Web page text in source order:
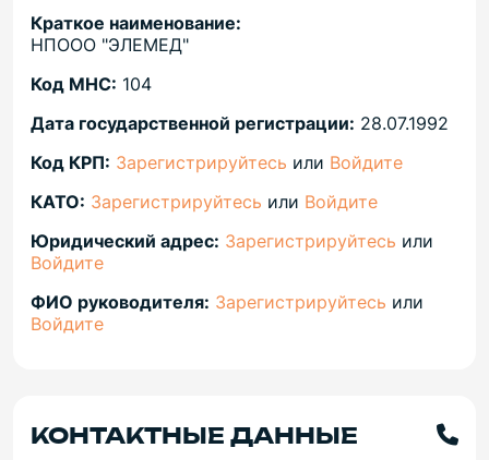
Краткое наименование:
НПООО "ЭЛЕМЕД"
Код МНС: 104
Дата государственной регистрации: 28.07.1992
Код КРП: Зарегистрируйтесь или Войдите
КАТО: Зарегистрируйтесь или Войдите
Юридический адрес: Зарегистрируйтесь или
Войдите
ФИО руководителя: Зарегистрируйтесь или
Войдите
КОНТАКТНЫЕ ДАННЫЕ